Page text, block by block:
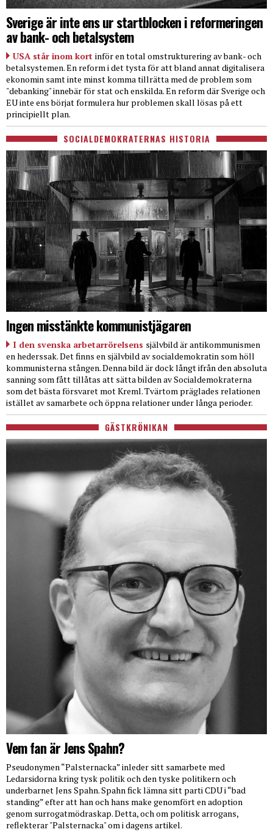
Sverige är inte ens ur startblocken i reformeringen
av bank- och betalsystem
USA står inom kort inför en total omstrukturering av bank- och
betalsystemen. En reform i det tysta för att bland annat digitalisera
ekonomin samt inte minst komma tillrätta med de problem som
"debanking" innebär för stat och enskilda. En reform där Sverige och
EU inte ens börjat formulera hur problemen skall lösas på ett
principiellt plan.
SOCIALDEMOKRATERNAS HISTORIA
Ingen misstänkte kommunistjägaren
I den svenska arbetarrörelsens självbild är antikommunismen
en hederssak. Det finns en självbild av socialdemokratin som höll
kommunisterna stången. Denna bild är dock långt ifrån den absoluta
sanning som fått tillåtas att sätta bilden av Socialdemokraterna
som det bästa försvaret mot Kreml. Tvärtom präglades relationen
istället av samarbete och öppna relationer under långa perioder.
GÄSTKRÖNIKAN
Vem fan är Jens Spahn?
Pseudonymen “Palsternacka” inleder sitt samarbete med
Ledarsidorna kring tysk politik och den tyske politikern och
underbarnet Jens Spahn. Spahn fick lämna sitt parti CDU i “bad
standing” efter att han och hans make genomfört en adoption
genom surrogatmödraskap. Detta, och om politisk arrogans,
reflekterar "Palsternacka" om i dagens artikel.